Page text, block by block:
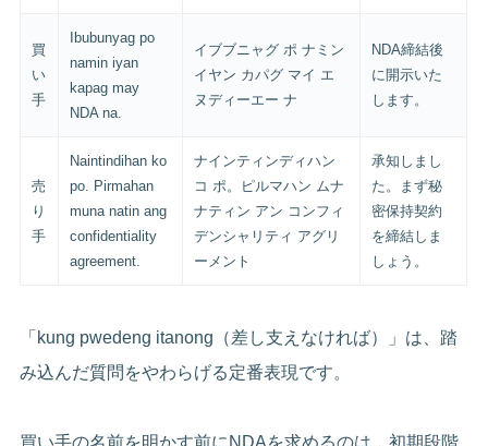
買
い
手
Ibubunyag po
namin iyan
kapag may
NDA na.
イブブニャグ ポ ナミン
イヤン カパグ マイ エ
ヌディーエー ナ
NDA締結後
に開示いた
します。
売
り
手
Naintindihan ko
po. Pirmahan
muna natin ang
confidentiality
agreement.
ナインティンディハン
コ ポ。ピルマハン ムナ
ナティン アン コンフィ
デンシャリティ アグリ
ーメント
承知しまし
た。まず秘
密保持契約
を締結しま
しょう。
「kung pwedeng itanong（差し支えなければ）」は、踏
み込んだ質問をやわらげる定番表現です。